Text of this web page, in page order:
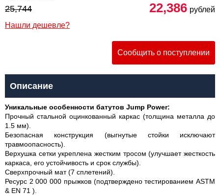
25,744 22,386 рублей
Нашли дешевле?
Сообщить о поступлении
Описание
Уникальные особенности батутов Jump Power:
Прочный стальной оцинкованный каркас (толщина металла до
1.5 мм).
Безопасная конструкция (выгнутые стойки исключают
травмоопасность).
Верхушка сетки укреплена жестким тросом (улучшает жесткость
каркаса, его устойчивость и срок службы).
Сверхпрочный мат (7 сплетений).
Ресурс 2 000 000 прыжков (подтверждено тестированием ASTM
& EN 71 ).